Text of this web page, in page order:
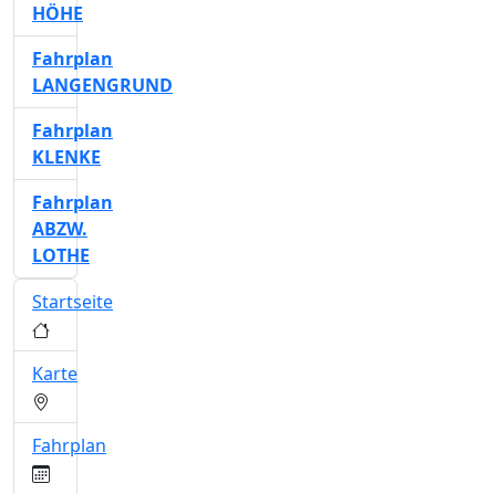
HÖHE
Fahrplan
LANGENGRUND
Fahrplan
KLENKE
Fahrplan
ABZW.
LOTHE
Startseite
Karte
Fahrplan